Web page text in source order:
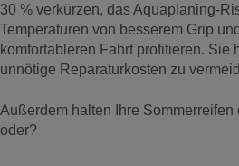
30 % verkürzen, das Aquaplaning-
Temperaturen von besserem Grip
komfortableren Fahrt profitieren. Sie
unnötige Reparaturkosten zu
Außerdem halten Ihre Sommerreifen
oder?